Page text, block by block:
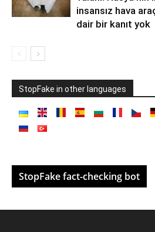
insansız hava
dair bir kanıt yok
StopFake in other languages
StopFake fact-checking bot